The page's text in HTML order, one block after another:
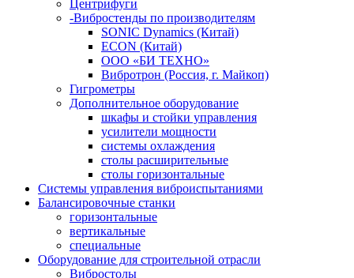
Центрифуги
-Вибростенды по производителям
SONIC Dynamics (Китай)
ECON (Китай)
ООО «БИ ТЕХНО»
Вибротрон (Россия, г. Майкоп)
Гигрометры
Дополнительное оборудование
шкафы и стойки управления
усилители мощности
системы охлаждения
столы расширительные
столы горизонтальные
Системы управления виброиспытаниями
Балансировочные станки
горизонтальные
вертикальные
специальные
Оборудование для строительной отрасли
Вибростолы